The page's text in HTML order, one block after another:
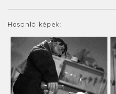
Hasonló képek: